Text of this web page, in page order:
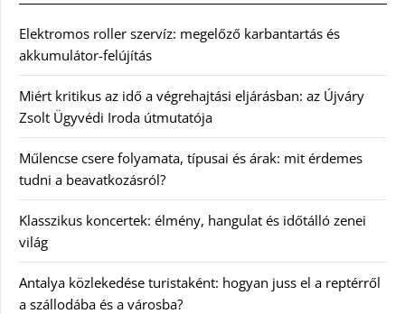
Elektromos roller szervíz: megelőző karbantartás és
akkumulátor-felújítás
Miért kritikus az idő a végrehajtási eljárásban: az Újváry
Zsolt Ügyvédi Iroda útmutatója
Műlencse csere folyamata, típusai és árak: mit érdemes
tudni a beavatkozásról?
Klasszikus koncertek: élmény, hangulat és időtálló zenei
világ
Antalya közlekedése turistaként: hogyan juss el a reptérről
a szállodába és a városba?